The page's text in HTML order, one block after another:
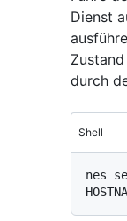
Dienst
durch
Shell
nes